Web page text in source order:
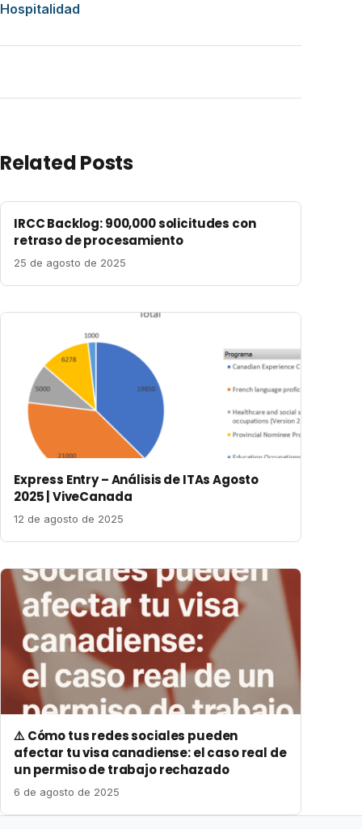
Hospitalidad
Related Posts
IRCC Backlog: 900,000 solicitudes con
retraso de procesamiento
25 de agosto de 2025
Express Entry – Análisis de ITAs Agosto
2025 | ViveCanada
12 de agosto de 2025
⚠️ Cómo tus redes sociales pueden
afectar tu visa canadiense: el caso real de
un permiso de trabajo rechazado
6 de agosto de 2025